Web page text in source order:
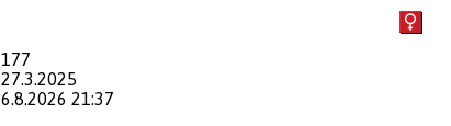
177
27.3.2025
6.8.2026 21:37